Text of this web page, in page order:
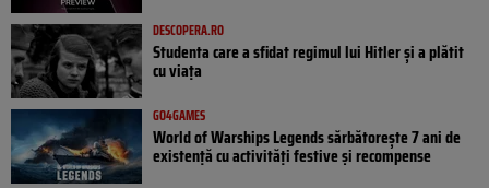
DESCOPERA.RO
Studenta care a sfidat regimul lui Hitler și a plătit
cu viața
GO4GAMES
World of Warships Legends sărbătorește 7 ani de
existență cu activități festive și recompense